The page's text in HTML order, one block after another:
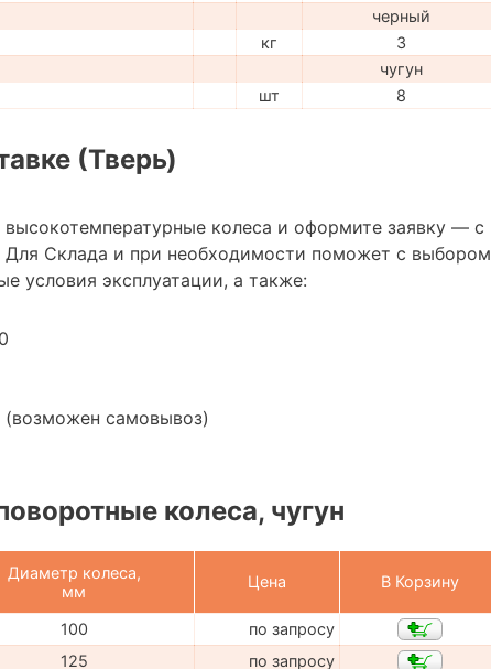
черный
кг
3
чугун
шт 8
(Тверь)
колеса и оформите заявку — с
Склада и при необходимости поможет с выбором
условия эксплуатации, а также:
(возможен самовывоз)
колеса, чугун
Диаметр колеса,
мм
Цена В Корзину
100
по запросу
125 по запросу